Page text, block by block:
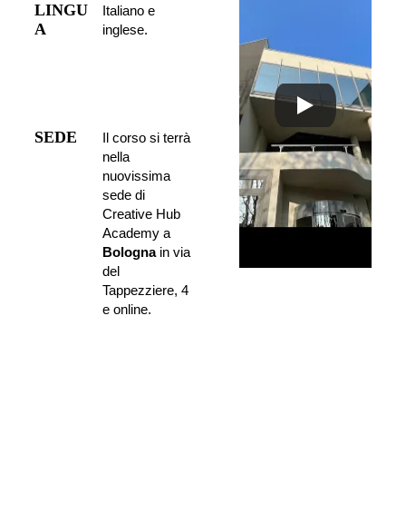
LINGU
A
Italiano e
inglese.
SEDE
Il corso si terrà
nella
nuovissima
sede di
Creative Hub
Academy a
Bologna in via
del
Tappezziere, 4
e online.